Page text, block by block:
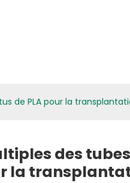
de PLA pour la
des
la